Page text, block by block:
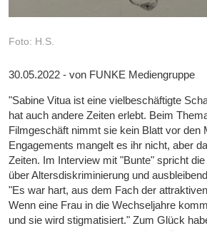
Foto: H.S.
30.05.2022 - von FUNKE Mediengruppe
"Sabine Vitua ist eine vielbeschäftigte
hat auch andere Zeiten erlebt. Beim
Filmgeschäft nimmt sie kein Blatt vor den
Engagements mangelt es ihr nicht, aber
Zeiten. Im Interview mit "Bunte" spricht
über Altersdiskriminierung und
"Es war hart, aus dem Fach der
Wenn eine Frau in die Wechseljahre
und sie wird stigmatisiert." Zum Glück